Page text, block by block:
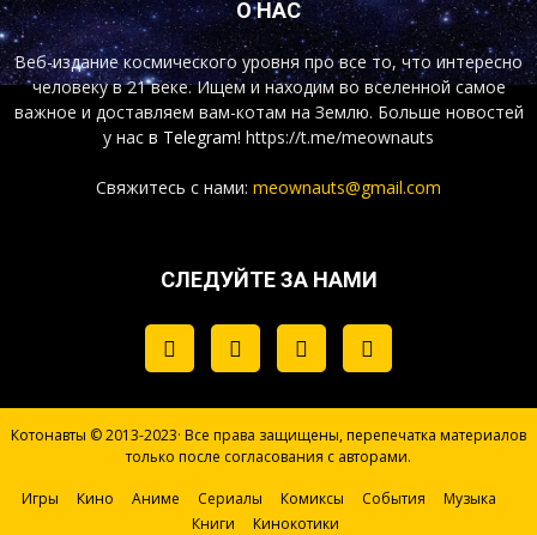
О НАС
Веб-издание космического уровня про все то, что интересно
человеку в 21 веке. Ищем и находим во вселенной самое
важное и доставляем вам-котам на Землю. Больше новостей
у нас в Telegram! https://t.me/meownauts
Свяжитесь с нами: meownauts@gmail.com
СЛЕДУЙТЕ ЗА НАМИ
Котонавты © 2013-2023· Все права защищены, перепечатка материалов
только после согласования с авторами.
Игры Кино Аниме Сериалы Комиксы События
Музыка
Книги
Кинокотики